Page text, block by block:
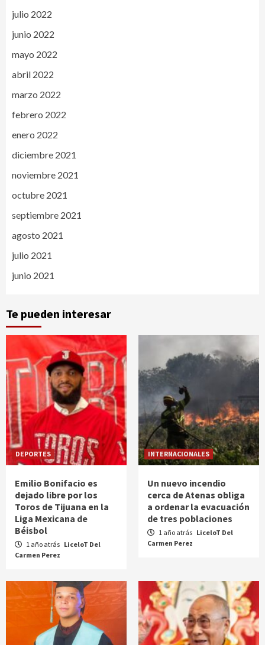
julio 2022
junio 2022
mayo 2022
abril 2022
marzo 2022
febrero 2022
enero 2022
diciembre 2021
noviembre 2021
octubre 2021
septiembre 2021
agosto 2021
julio 2021
junio 2021
Te pueden interesar
DEPORTES
Emilio Bonifacio es
dejado libre por los
Toros de Tijuana en la
Liga Mexicana de
Béisbol
1 año atrás LiceloT Del
Carmen Perez
INTERNACIONALES
Un nuevo incendio
cerca de Atenas obliga
a ordenar la evacuación
de tres poblaciones
1 año atrás LiceloT Del
Carmen Perez